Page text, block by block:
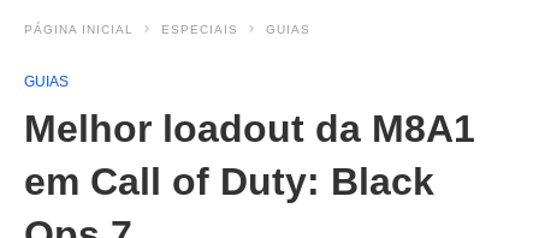
PÁGINA INICIAL ESPECIAIS GUIAS
GUIAS
Melhor loadout da M8A1
em Call of Duty: Black